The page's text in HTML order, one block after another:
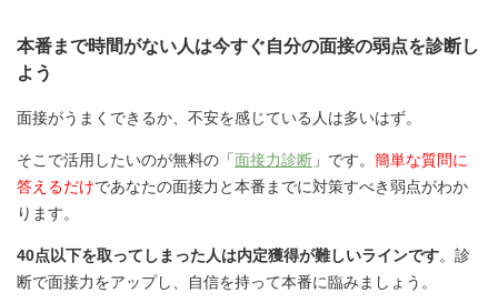
本番まで時間がない人は今すぐ自分の面接の弱点を診断し
よう
面接がうまくできるか、不安を感じている人は多いはず。
そこで活用したいのが無料の「面接力診断 」です。 簡単な質問に
答えるだけであなたの面接力と本番までに対策すべき弱点がわか
ります。
40点以下を取ってしまった人は内定獲得が難しいラインです。診
断で面接力をアップし、自信を持って本番に臨みましょう。